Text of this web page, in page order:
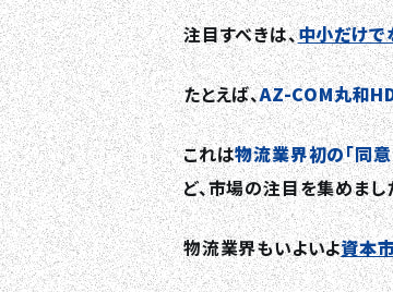
注目すべきは、中小だけで
たとえば、AZ-COM丸和
これは物流業界初の「同意
ど、市場の注目を集めまし
物流業界もいよいよ資本